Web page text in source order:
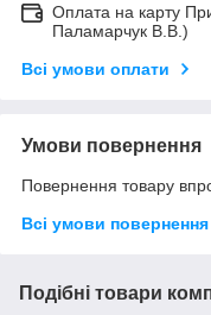
Оплата на карту
Паламарчук В.В.)
Всі умови оплати
Умови повернення
Повернення товару
Всі умови повернення
Подібні товари